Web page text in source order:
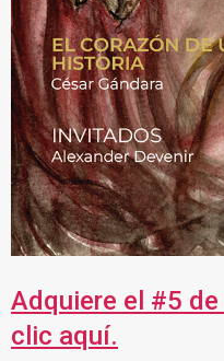
Adquiere el #5
clic aquí.